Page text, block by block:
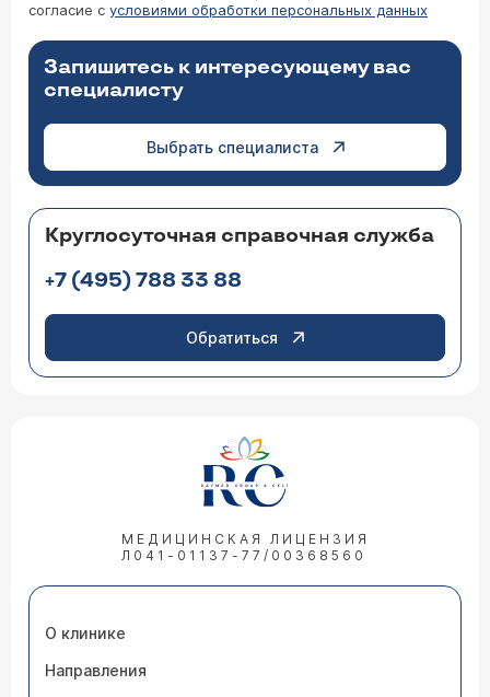
согласие с условиями обработки персональных данных
Запишитесь к интересующему вас
специалисту
Выбрать специалиста
Круглосуточная справочная служба
+7 (495) 788 33 88
Обратиться
МЕДИЦИНСКАЯ ЛИЦЕНЗИЯ
Л041-01137-77/00368560
О клинике
Направления